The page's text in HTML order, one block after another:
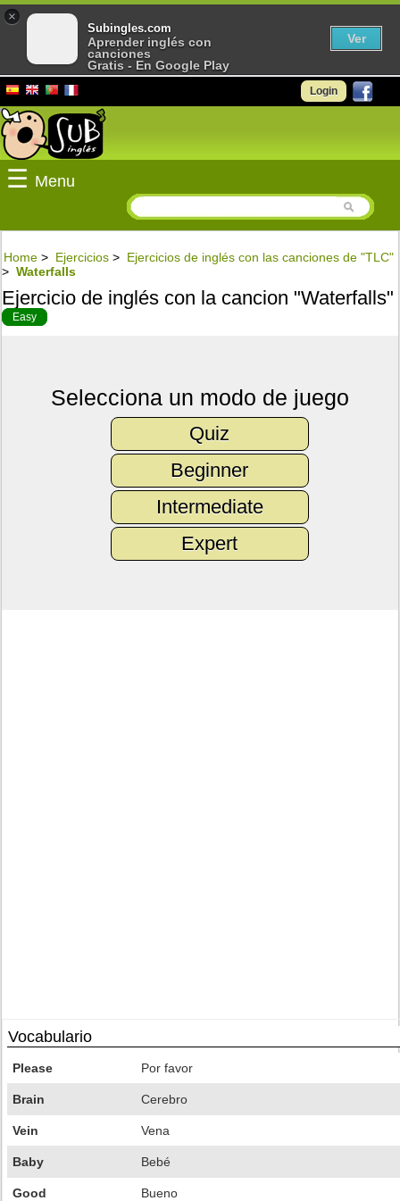
Login
☰ Menu
Home > Ejercicios > Ejercicios de inglés con las canciones de "TLC"
> Waterfalls
Ejercicio de inglés con la cancion "Waterfalls"
Easy
Selecciona un modo de juego
Quiz
Beginner
Intermediate
Expert
Vocabulario
Please Por favor
Brain Cerebro
Vein Vena
Baby Bebé
Good Bueno
×
Subingles.com
Aprender inglés con
canciones
Gratis - En Google Play
Ver